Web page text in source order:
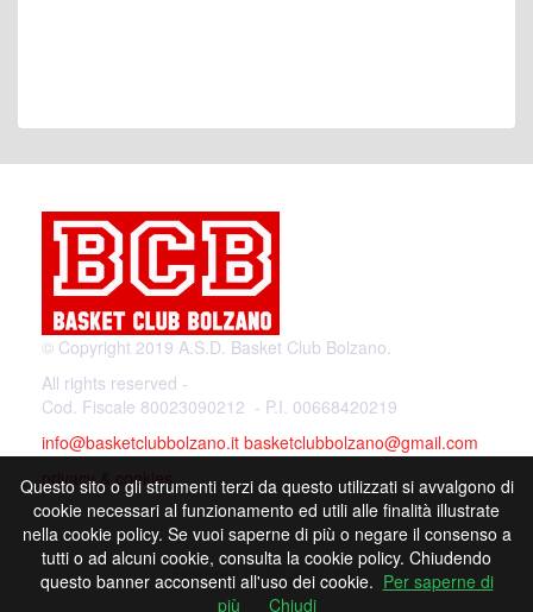
© Copyright 2019 A.S.D. Basket Club Bolzano.
All rights reserved -
Cod. Fiscale 80023090212 - P.I. 00668420219
info@basketclubbolzano.it basketclubbolzano@gmail.com
privacy & cookies
Powered by
Questo sito o gli strumenti terzi da questo utilizzati si avvalgono di
cookie necessari al funzionamento ed utili alle finalità illustrate
nella cookie policy. Se vuoi saperne di più o negare il consenso a
tutti o ad alcuni cookie, consulta la cookie policy. Chiudendo
questo banner acconsenti all'uso dei cookie. Per saperne di
più
Chiudi